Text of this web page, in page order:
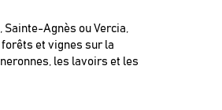
Sainte-Agnès ou Vercia,
et vignes sur la
les lavoirs et les